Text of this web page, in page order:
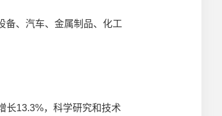
、汽车、金属制品、化工
13.3%，科学研究和技术